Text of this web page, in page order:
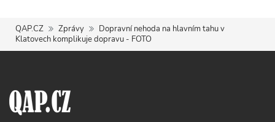
QAP.CZ Zprávy
Dopravní nehoda na hlavním tahu v
Klatovech komplikuje dopravu - FOTO